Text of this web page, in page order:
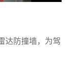
达防撞墙，为驾